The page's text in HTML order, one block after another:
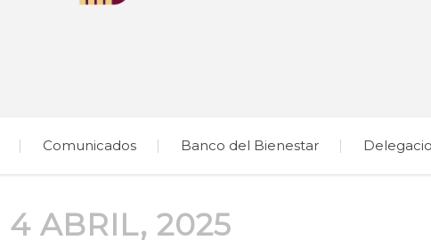
Comunicados Banco del Bienestar
4 ABRIL, 2025